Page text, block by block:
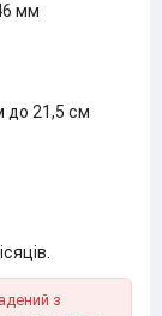
мм
до 21,5 см
з